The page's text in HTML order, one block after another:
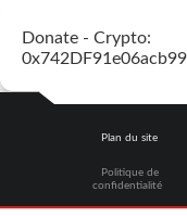
Donate - Crypto:
Plan du site
Politique de
confidentialité